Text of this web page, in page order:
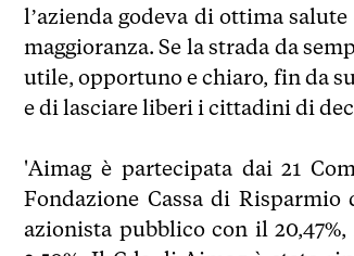
l’azienda godeva di ottima
maggioranza. Se la strada da
utile, opportuno e chiaro, fin da
e di lasciare liberi i cittadini di
'Aimag è partecipata dai 21
Fondazione Cassa di
azionista pubblico con il